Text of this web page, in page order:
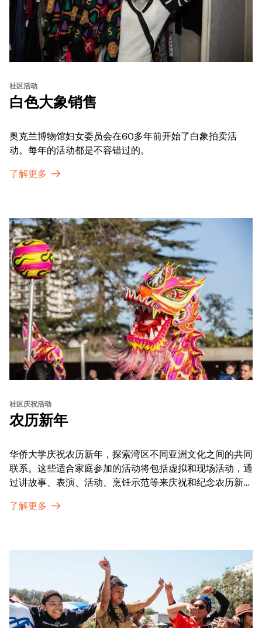
社区活动
白色大象销售
奥克兰博物馆妇女委员会在60多年前开始了白象拍卖活
动。每年的活动都是不容错过的。
了解更多
社区庆祝活动
农历新年
华侨大学庆祝农历新年，探索湾区不同亚洲文化之间的共同
联系。这些适合家庭参加的活动将包括虚拟和现场活动，通
过讲故事、表演、活动、烹饪示范等来庆祝和纪念农历新年
通过亲身参与和虚拟的治疗圈来相互支持。
了解更多